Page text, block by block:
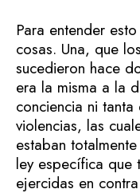
Para entender
cosas. Una, que
sucedieron hace
era la misma a la
conciencia ni
violencias, las
estaban
ley específica que
ejercidas en